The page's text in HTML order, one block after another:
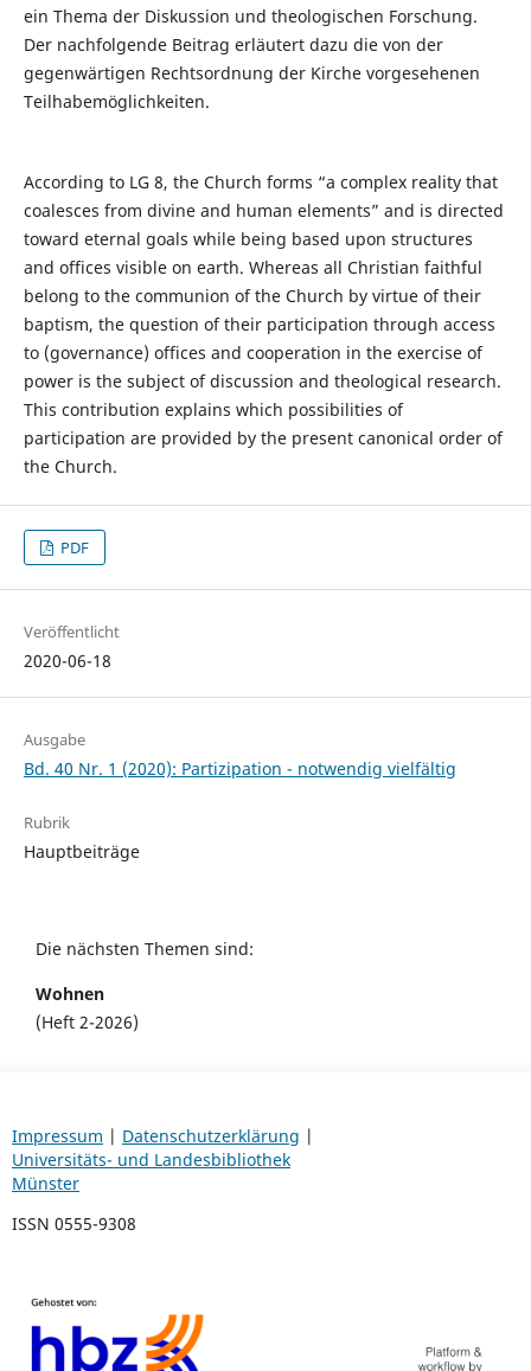
ein Thema der Diskussion und theologischen Forschung.
Der nachfolgende Beitrag erläutert dazu die von der
gegenwärtigen Rechtsordnung der Kirche vorgesehenen
Teilhabemöglichkeiten.
According to LG 8, the Church forms “a complex reality that
coalesces from divine and human elements” and is directed
toward eternal goals while being based upon structures
and offices visible on earth. Whereas all Christian faithful
belong to the communion of the Church by virtue of their
baptism, the question of their participation through access
to (governance) offices and cooperation in the exercise of
power is the subject of discussion and theological research.
This contribution explains which possibilities of
participation are provided by the present canonical order of
the Church.
PDF
Veröffentlicht
2020-06-18
Ausgabe
Bd. 40 Nr. 1 (2020): Partizipation - notwendig vielfältig
Rubrik
Hauptbeiträge
Die nächsten Themen sind:
Wohnen
(Heft 2-2026)
Impressum | Datenschutzerklärung |
Universitäts- und Landesbibliothek
Münster
ISSN 0555-9308